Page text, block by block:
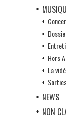
Hors
La
Sorties
NEWS
NON